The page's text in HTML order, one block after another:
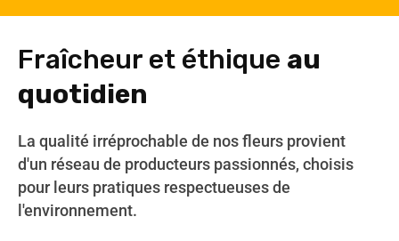
Fraîcheur et éthique au
quotidien
La qualité irréprochable de nos fleurs provient
d'un réseau de producteurs passionnés, choisis
pour leurs pratiques respectueuses de
l'environnement.